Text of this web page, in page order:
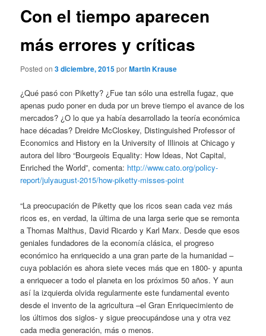
Con el tiempo aparecen
más errores y críticas
Posted on3 diciembre, 2015porMartin Krause
¿Qué pasó con Piketty? ¿Fue tan sólo una estrella fugaz, que
apenas pudo poner en duda por un breve tiempo el avance de los
mercados? ¿O lo que ya había desarrollado la teoría económica
hace décadas? Dreidre McCloskey, Distinguished Professor of
Economics and History en la University of Illinois at Chicago y
autora del libro “Bourgeois Equality: How Ideas, Not Capital,
Enriched the World”, comenta: http://www.cato.org/policy-
report/julyaugust-2015/how-piketty-misses-point
“La preocupación de Piketty que los ricos sean cada vez más
ricos es, en verdad, la última de una larga serie que se remonta
a Thomas Malthus, David Ricardo y Karl Marx. Desde que esos
geniales fundadores de la economía clásica, el progreso
económico ha enriquecido a una gran parte de la humanidad –
cuya población es ahora siete veces más que en 1800- y apunta
a enriquecer a todo el planeta en los próximos 50 años. Y aun
así la izquierda olvida regularmente este fundamental evento
desde el invento de la agricultura –el Gran Enriquecimiento de
los últimos dos siglos- y sigue preocupándose una y otra vez
cada media generación, más o menos.